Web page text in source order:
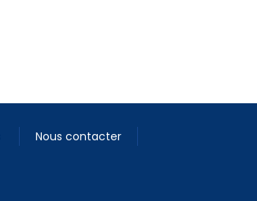
Nous contacter